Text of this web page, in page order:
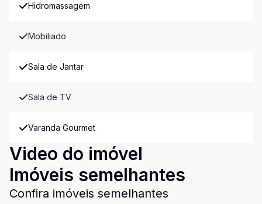
Hidromassagem
Mobiliado
Sala de Jantar
Sala de TV
Varanda Gourmet
Video do imóvel
Imóveis semelhantes
Confira imóveis semelhantes